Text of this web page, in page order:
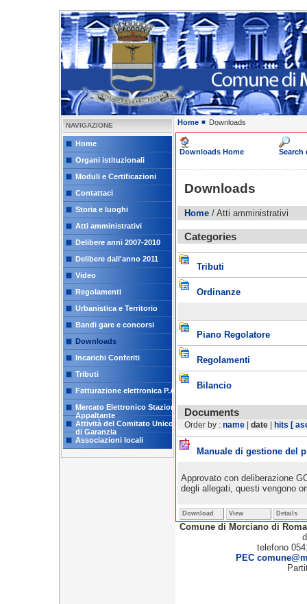
NAVIGAZIONE
Home
Organi istituzionali
Moduli e Certificazioni
Contattaci
Storia e luoghi
Atti amministrativi
Delibere anni 2007-2010
Delibere dall'anno 2011
Video
Regolamenti
Urbanistica e Territorio
Bandi gare e concorsi
Downloads
Incarichi Conferiti
Tributi
Fatturazione elettronica P.A.
Mercato Elettronico Stazione
Appaltante
Attività del Comitato Unico
di Garanzia
Associazioni locali
Home Downloads
Downloads Home Search
Downloads
Home / Atti amministrativi
Categories
Tributi
Ordinanze
Piano Regolatore
Regolamenti
Bilancio
Documents
Order by : name date hits [
Manuale di gestione del
Approvato con deliberazione
degli allegati, questi vengono
Download View Details
Comune di Morciano di
telefono
PEC